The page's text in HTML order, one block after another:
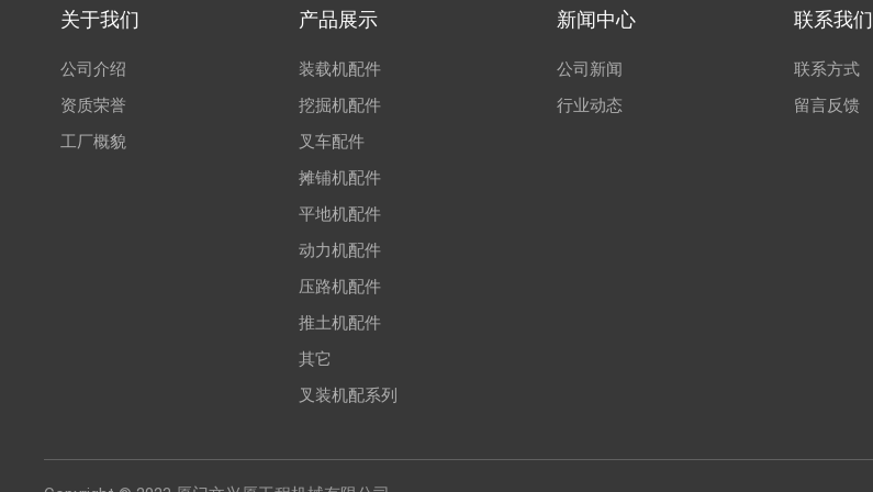
关于我们
公司介绍
资质荣誉
工厂概貌
产品展示
装载机配件
挖掘机配件
叉车配件
摊铺机配件
平地机配件
动力机配件
压路机配件
推土机配件
其它
叉装机配系列
新闻中心
公司新闻
行业动态
联系我们
联系方式
留言反馈